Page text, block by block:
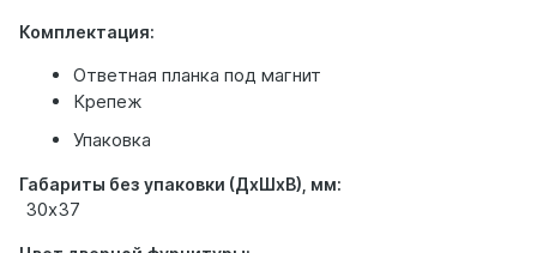
Комплектация:
Ответная планка под магнит
Крепеж
Упаковка
Габариты без упаковки (ДхШхВ), мм:
30х37